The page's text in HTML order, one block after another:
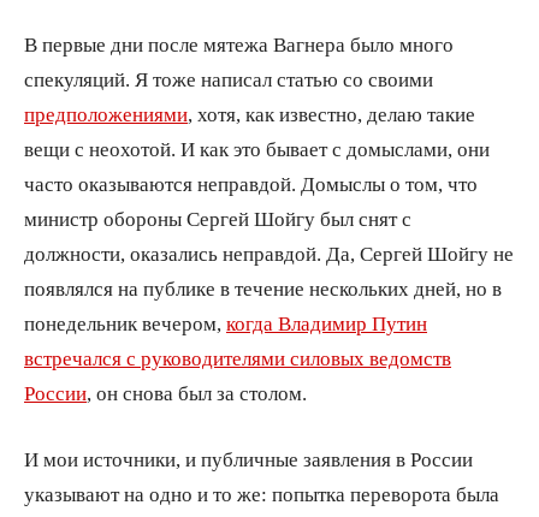
В первые дни после мятежа Вагнера было много
спекуляций. Я тоже написал статью со своими
предположениями, хотя, как известно, делаю такие
вещи с неохотой. И как это бывает с домыслами, они
часто оказываются неправдой. Домыслы о том, что
министр обороны Сергей Шойгу был снят с
должности, оказались неправдой. Да, Сергей Шойгу не
появлялся на публике в течение нескольких дней, но в
понедельник вечером, когда Владимир Путин
встречался с руководителями силовых ведомств
России, он снова был за столом.
И мои источники, и публичные заявления в России
указывают на одно и то же: попытка переворота была